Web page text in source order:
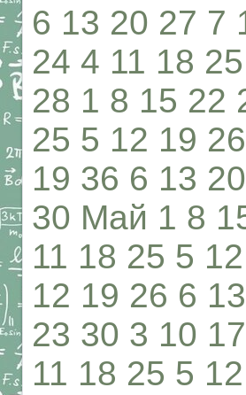
6 13 20 27 7
24 4 11 18
28 1 8 15 22
25 5 12 19
19 36 6 13
30 Май 1 8
11 18 25 5
12 19 26 6
23 30 3 10
11 18 25 5